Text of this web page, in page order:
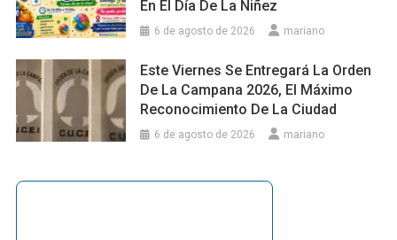
En El Día De La Niñez
6 de agosto de 2026 mariano
Este Viernes Se Entregará La Orden
De La Campana 2026, El Máximo
Reconocimiento De La Ciudad
6 de agosto de 2026 mariano